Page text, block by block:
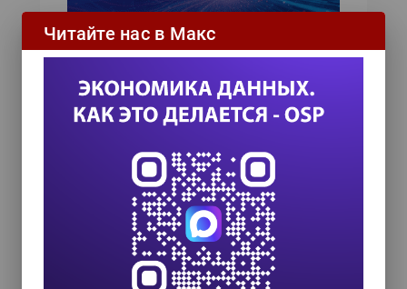
Подписаться на новости
ИТ-календарь
III Международный технологический конгресс
8 сентября 2026
Форум ProcessTech
18 сентября 2026
Читайте нас в Макс